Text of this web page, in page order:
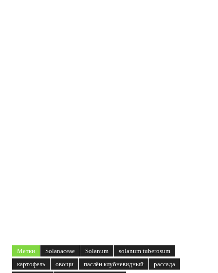
Метки Solanaceae Solanum
solanum tuberosum
картофель
овощи паслён клубневидный
рассада